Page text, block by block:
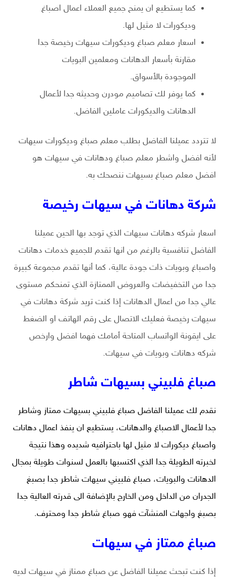
كما يستطيع ان يمنح جميع العملاء اعمال اصباغ
وديكورات لا مثيل لها.
اسعار معلم صباغ وديكورات سيهات رخيصة جدا
مقارنة بأسعار الدهانات ومعلمين البويات
الموجودة بالأسواق.
كما يوفر لك تصاميم مودرن وحديثه جدا لأعمال
الدهانات والديكورات عاملين الفاضل.
لا تتردد عميلنا الفاضل بطلب معلم صباغ وديكورات سيهات
لأنه افضل واشطر معلم صباغ ودهانات في سيهات هو
افضل معلم صباغ بسيهات ننصحك به.
شركة دهانات في سيهات رخيصة
اسعار شركه دهانات سيهات الذي توجد بها الحين عميلنا
الفاضل تنافسية بالرغم من انها تقدم للجميع خدمات دهانات
واصباغ وبويات ذات جودة عالية، كما أنها تقدم مجموعة كبيرة
جدا من التخفيضات والعروض الممتازة الذي تمنحكم مستوى
عالي جدا من اعمال الدهانات إذا كنت تريد شركة دهانات في
سيهات رخيصة فعليك الاتصال على رقم الهاتف او الضغط
على ايقونة الواتساب المتاحة أمامك فهما افضل وارخص
شركه دهانات وبويات في سيهات.
صباغ فلبيني بسيهات شاطر
نقدم لك عميلنا الفاضل صباغ فلبيني بسيهات ممتاز وشاطر
جدا لأعمال الاصباغ والدهانات، يستطيع ان ينفذ اعمال دهانات
واصباغ ديكورات لا مثيل لها باحترافيه شديده وهذا نتيجة
لخبرته الطويلة جدا الذي اكتسبها بالعمل لسنوات طويلة بمجال
الدهانات والبويات، صباغ فلبيني سيهات شاطر جدا بصبغ
الجدران من الداخل ومن الخارج بالإضافة الى قدرته العالية جدا
بصبغ واجهات المنشآت فهو صباغ شاطر جدا ومحترف.
صباغ ممتاز في سيهات
إذا كنت تبحث عميلنا الفاضل عن صباغ ممتاز في سيهات لديه